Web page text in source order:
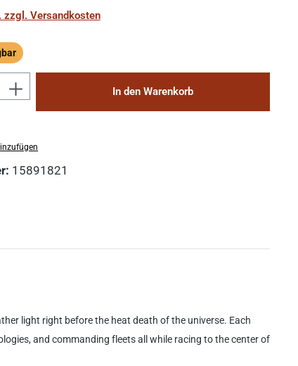
zzgl. Versandkosten
Gib den gewünschten Wert
In den Warenkorb
15891821
light right before the heat death of the universe. Each
and commanding fleets all while racing to the center of